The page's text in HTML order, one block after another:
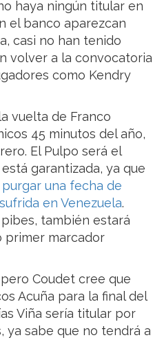
haya ningún titular en
el banco aparezcan
casi no han tenido
volver a la convocatoria
como Kendry
vuelta de Franco
45 minutos del año,
El Pulpo será el
garantizada, ya que
una fecha de
en Venezuela.
también estará
primer marcador
Coudet cree que
Acuña para la final del
Viña sería titular por
ya sabe que no tendrá a